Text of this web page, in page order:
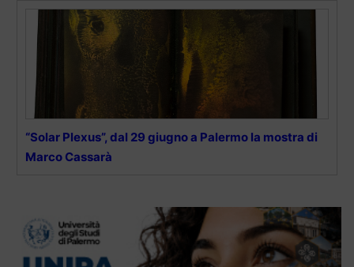
“Solar Plexus”, dal 29 giugno a Palermo la mostra di
Marco Cassarà